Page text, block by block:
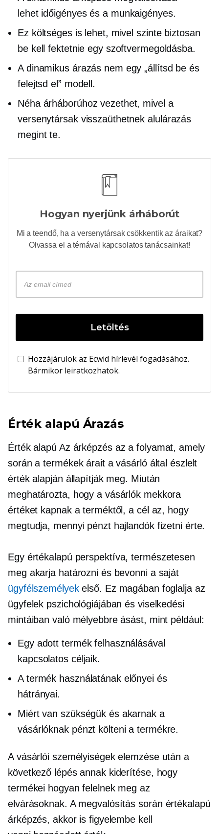
lehet időigényesés a munkaigényes.
Ez költséges is lehet, mivel szinte biztosan
be kell fektetnie egy szoftvermegoldásba.
A dinamikus árazás nem egy „állítsd be és
felejtsd el” modell.
Néha árháborúhoz vezethet, mivel a
versenytársak visszaüthetnekalulárazás
megint te.
Hogyan nyerjünk árháborút
Mi a teendő, ha a versenytársak csökkentik az áraikat?
Olvassa el a témával kapcsolatos tanácsainkat!
Letöltés
Hozzájárulok az Ecwid hírlevél fogadásához.
Bármikor leiratkozhatok.
Érték alapú Árazás
Érték alapú Az árképzés az a folyamat, amely
során a termékek árait a vásárló által észlelt
érték alapján állapítják meg. Miután
meghatározta, hogy a vásárlók mekkora
értéket kapnak a terméktől, a cél az, hogy
megtudja, mennyi pénzt hajlandók fizetni érte.
Egy értékalapú perspektíva, természetesen
meg akarja határozni és bevonni a saját
ügyfélszemélyekelső. Ez magában foglalja az
ügyfelek pszichológiájában és viselkedési
mintáiban való mélyebbre ásást, mint például:
Egy adott termék felhasználásával
kapcsolatos céljaik.
A termék használatának előnyei és
hátrányai.
Miért van szükségük és akarnak a
vásárlóknak pénzt költeni a termékre.
A vásárlói személyiségek elemzése után a
következő lépés annak kiderítése, hogy
termékei hogyan felelnek meg az
elvárásoknak. A megvalósítás során értékalapú
árképzés, akkor is figyelembe kell